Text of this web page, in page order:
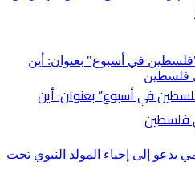
“فلسطين في أسبوع” بعنوان: أين
فلسطين